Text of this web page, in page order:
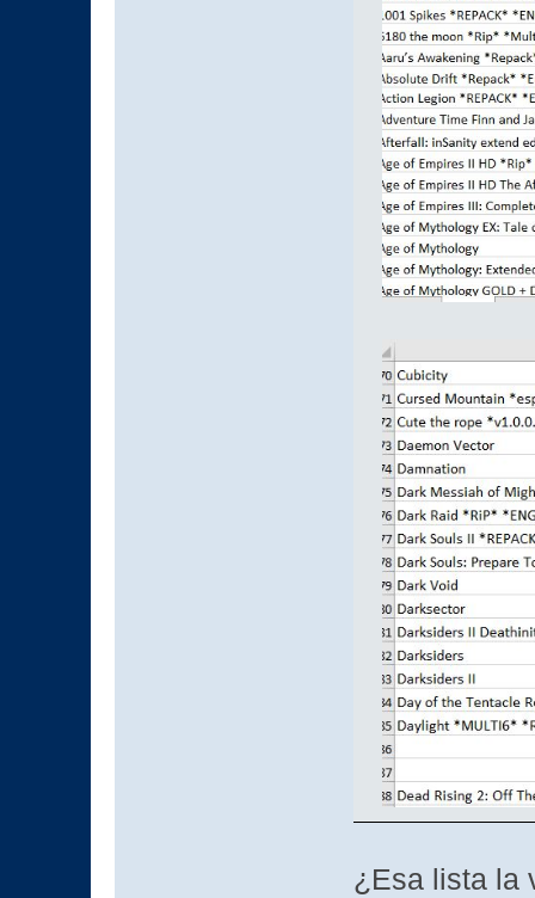
¿Esa lista la